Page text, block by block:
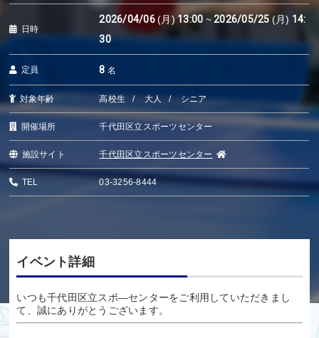
日時
2026/04/06(月) 13:00 ~ 2026/05/25 (月) 14:
30
定員 8 名
対象年齢 高校生 大人 シニア
開催場所 千代田区立スポーツセンター
施設サイト 千代田区立スポーツセンター
TEL 03-3256-8444
イベント詳細
いつも千代田区立スポ―センターをご利用していただきまし
て、誠にありがとうございます。